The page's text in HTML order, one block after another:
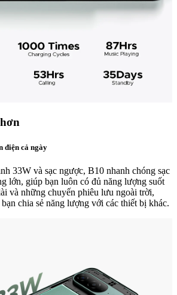
điện cả ngày
33W và sạc ngược, B10 nhanh chóng sạc
lớn, giúp bạn luôn có đủ năng lượng suốt
và những chuyến phiêu lưu ngoài trời,
chia sẻ năng lượng với các thiết bị khác.